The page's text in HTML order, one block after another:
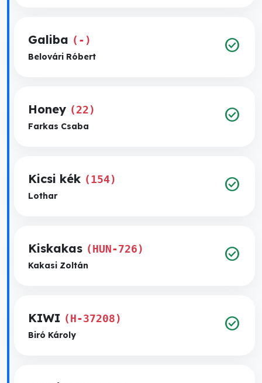
Galiba (-)
Belovári Róbert
check_circle
Honey (22)
Farkas Csaba
check_circle
Kicsi kék (154)
Lothar
check_circle
Kiskakas (HUN-726)
Kakasi Zoltán
check_circle
KIWI (H-37208)
Biró Károly
check_circle